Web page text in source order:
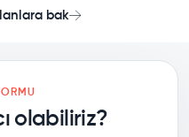
bak
olabiliriz?